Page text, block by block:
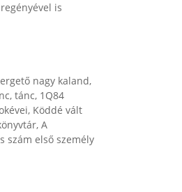
is
nagy kaland,
tánc, 1Q84
Köddé vált
A
szám első személy